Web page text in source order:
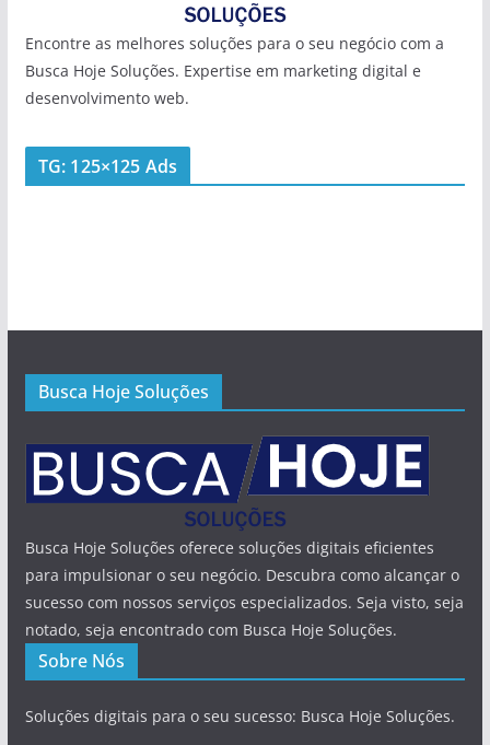
Encontre as melhores soluções para o seu negócio com a
Busca Hoje Soluções. Expertise em marketing digital e
desenvolvimento web.
TG: 125×125 Ads
Busca Hoje Soluções
Busca Hoje Soluções oferece soluções digitais eficientes
para impulsionar o seu negócio. Descubra como alcançar o
sucesso com nossos serviços especializados. Seja visto, seja
notado, seja encontrado com Busca Hoje Soluções.
Sobre Nós
Soluções digitais para o seu sucesso: Busca Hoje Soluções.